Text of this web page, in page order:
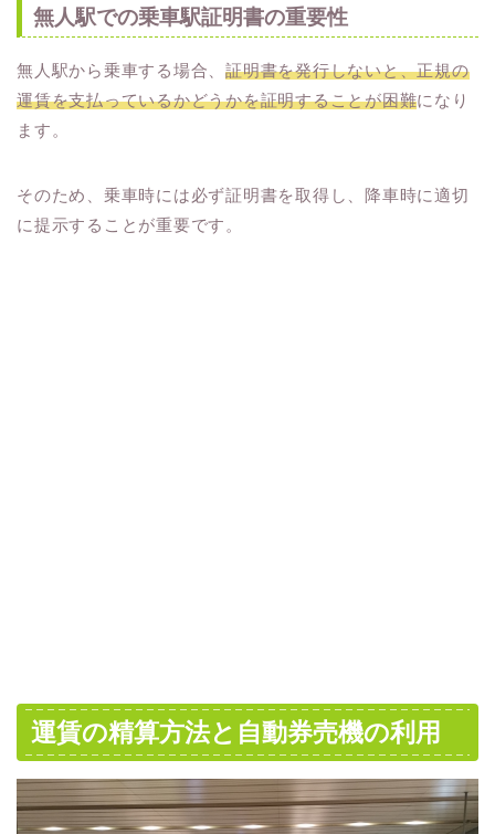
無人駅での乗車駅証明書の重要性
無人駅から乗車する場合、証明書を発行しないと、正規の
運賃を支払っているかどうかを証明することが困難になり
ます。
そのため、乗車時には必ず証明書を取得し、降車時に適切
に提示することが重要です。
運賃の精算方法と自動券売機の利用